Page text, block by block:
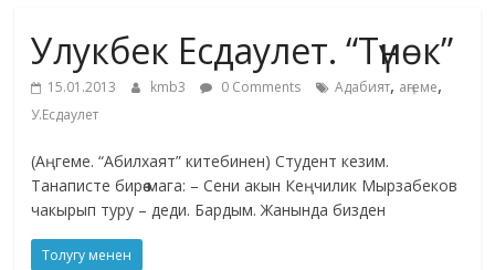
жана
адабияты
Улукбек Есдаулет. “Түнөк”
15.01.2013 kmb3 0 Comments Адабият, аңгеме,
У.Есдаулет
(Аңгеме. “Абилхаят” китебинен) Студент кезим.
Танаписте бирөө мага: – Сени акын Кеңчилик Мырзабеков
чакырып туру – деди. Бардым. Жанында бизден
Толугу менен